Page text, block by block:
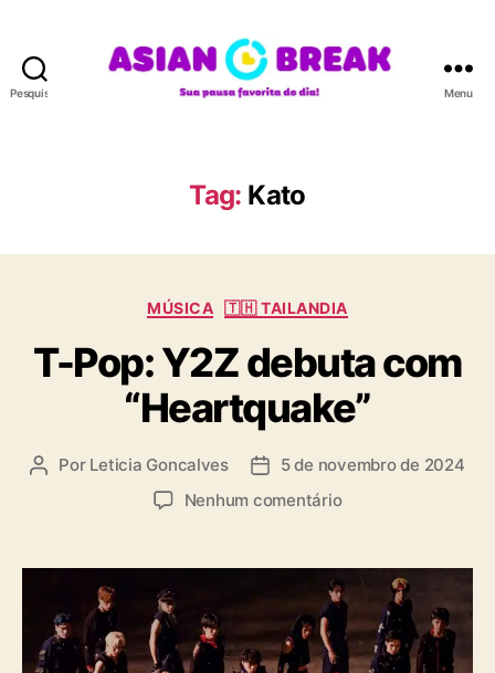
Pesquisar
A
N
R
A
Menu
Tag: Kato
C
t
e
g
o
a
MÚSICA 🇹🇭 TAILANDIA
T-Pop: Y2Z debuta com
“Heartquake”
A
r
p
o
Por Leticia Goncalves
D
d
b
5 de novembro de 2024
Nenhum comentárioe
-
P
o
p